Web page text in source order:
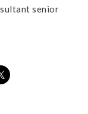
senior